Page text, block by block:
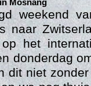
Mosnang
weekend
naar
het
donderdag